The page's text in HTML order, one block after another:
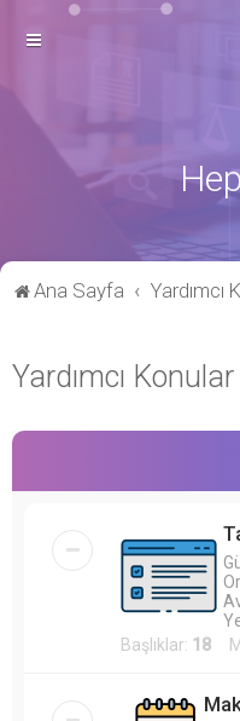
Ana Sayfa Yardımcı
Yardımcı Konular
Başlıklar: 18